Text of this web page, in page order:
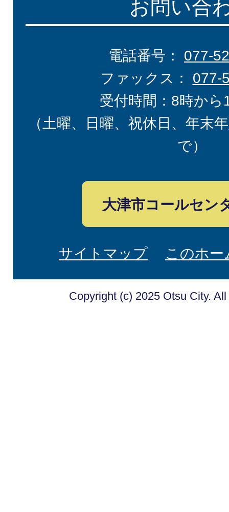
お問い合
電話番号： 077-
ファックス： 077-
受付時間：8時から
（土曜、日曜、祝休日、年末
で）
大津市コールセン
サイトマップ このホ
Copyright (c) 2025 Otsu City.